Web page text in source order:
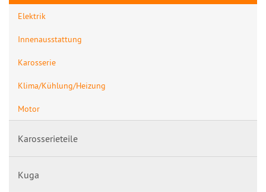
Elektrik
Innenausstattung
Karosserie
Klima/Kühlung/Heizung
Motor
Karosserieteile
Kuga